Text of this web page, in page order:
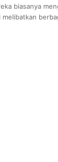
biasanya